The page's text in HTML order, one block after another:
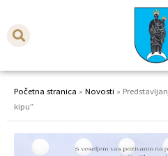
Početna stranica » Novosti »
kipu”